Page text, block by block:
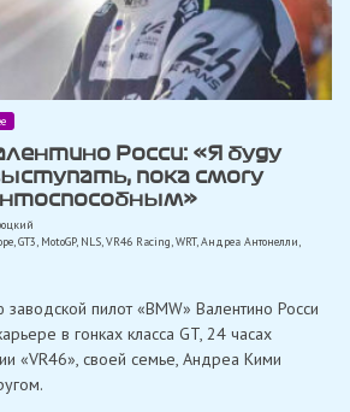
Росси: «Я буду
пока смогу
,GT3, MotoGP, NLS,VR46 Racing,WRT,Андреа Антонелли
пилот «BMW» Валентино Росси
в гонках класса GT, 24 часах
«VR46», своей семье, Андреа Кими